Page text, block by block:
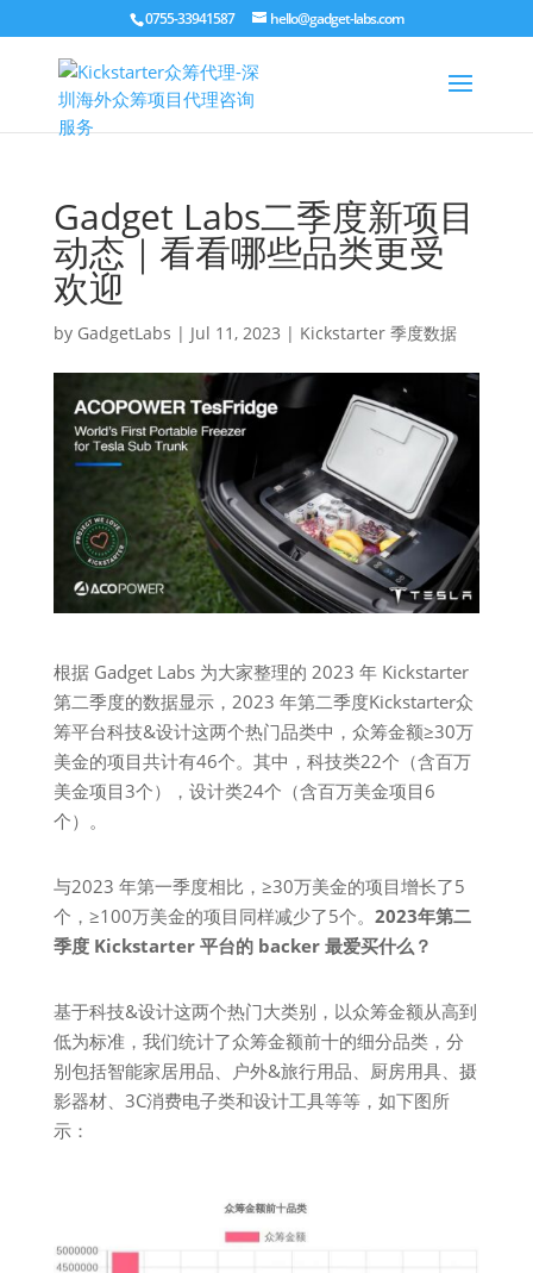
0755-33941587 hello@gadget-labs.com
Gadget Labs二季度新项目
动态｜看看哪些品类更受
欢迎
by GadgetLabs | Jul 11, 2023 | Kickstarter 季度数据
根据 Gadget Labs 为大家整理的 2023 年 Kickstarter
第二季度的数据显示，2023 年第二季度Kickstarter众
筹平台科技&设计这两个热门品类中，众筹金额≥30万
美金的项目共计有46个。其中，科技类22个（含百万
美金项目3个），设计类24个（含百万美金项目6
个）。
与2023 年第一季度相比，≥30万美金的项目增长了5
个，≥100万美金的项目同样减少了5个。 2023年第二
季度 Kickstarter 平台的 backer 最爱买什么？
基于科技&设计这两个热门大类别，以众筹金额从高到
低为标准，我们统计了众筹金额前十的细分品类，分
别包括智能家居用品、户外&旅行用品、厨房用具、摄
影器材、3C消费电子类和设计工具等等，如下图所
示：